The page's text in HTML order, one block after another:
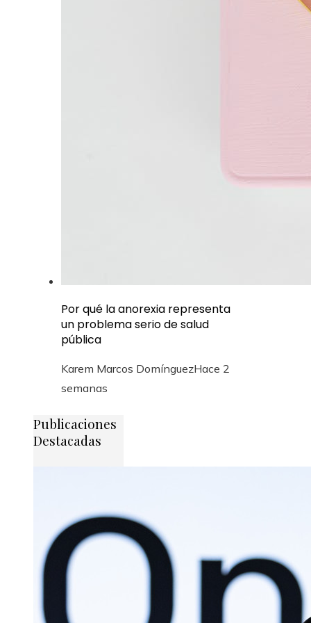
Por qué la anorexia representa
un problema serio de salud
pública
Karem Marcos DomínguezHace 2
semanas
Publicaciones
Destacadas